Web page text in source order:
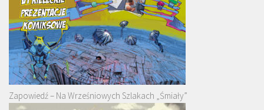
Zapowiedź – Na Wrześniowych Szlakach „Śmiały”